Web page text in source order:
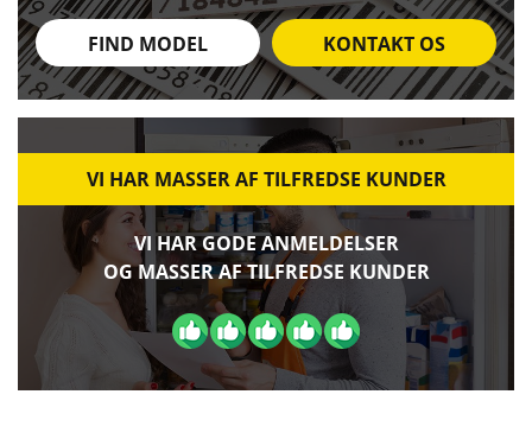
FIND MODEL KONTAKT OS
VI HAR MASSER AF TILFREDSE KUNDER
VI HAR GODE ANMELDELSER
OG MASSER AF TILFREDSE KUNDER